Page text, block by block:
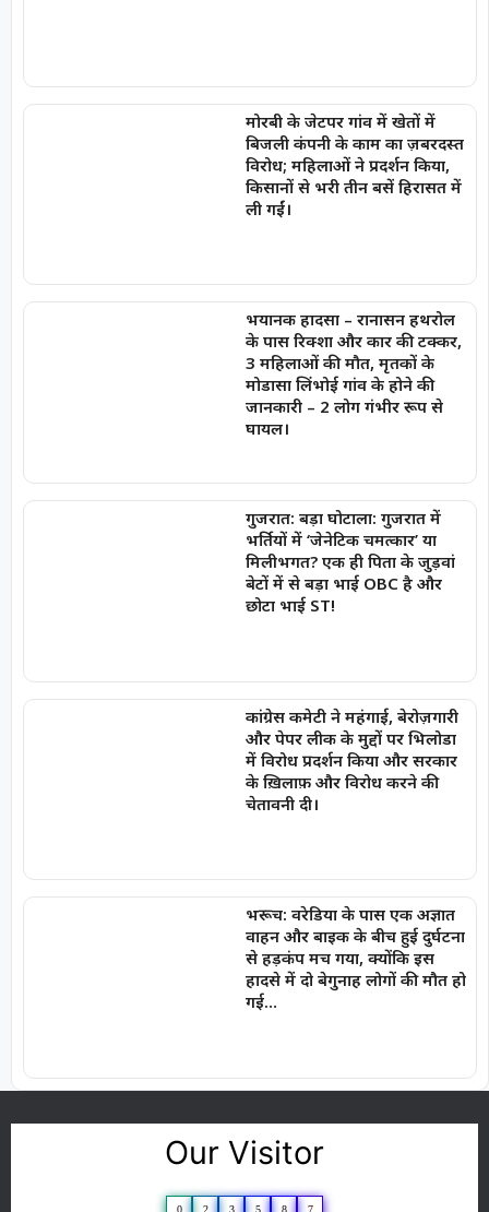
मोरबी के जेटपर गांव में खेतों में
बिजली कंपनी के काम का ज़बरदस्त
विरोध; महिलाओं ने प्रदर्शन किया,
किसानों से भरी तीन बसें हिरासत में
ली गईं।
भयानक हादसा – रानासन हथरोल
के पास रिक्शा और कार की टक्कर,
3 महिलाओं की मौत, मृतकों के
मोडासा लिंभोई गांव के होने की
जानकारी – 2 लोग गंभीर रूप से
घायल।
गुजरात: बड़ा घोटाला: गुजरात में
भर्तियों में ‘जेनेटिक चमत्कार’ या
मिलीभगत? एक ही पिता के जुड़वां
बेटों में से बड़ा भाई OBC है और
छोटा भाई ST!
कांग्रेस कमेटी ने महंगाई, बेरोज़गारी
और पेपर लीक के मुद्दों पर भिलोडा
में विरोध प्रदर्शन किया और सरकार
के ख़िलाफ़ और विरोध करने की
चेतावनी दी।
भरूच: वरेडिया के पास एक अज्ञात
वाहन और बाइक के बीच हुई दुर्घटना
से हड़कंप मच गया, क्योंकि इस
हादसे में दो बेगुनाह लोगों की मौत हो
गई…
Our Visitor
0 2 3 5 8 7